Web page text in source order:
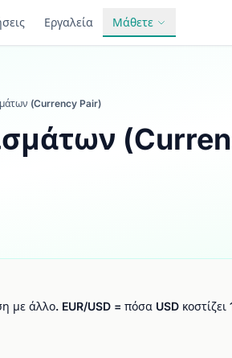
Εργαλεία Μάθετε
(Currency Pair)
με άλλο. EUR/USD = πόσα USD κοστίζει